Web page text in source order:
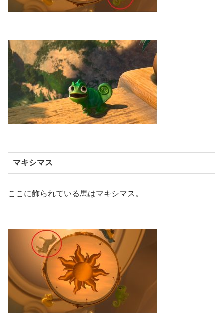
マキシマス
ここに飾られている馬はマキシマス。